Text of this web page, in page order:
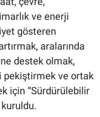
ve enerji
gösteren
aralarında
destek olmak,
pekiştirmek ve ortak
için “Sürdürülebilir
kuruldu.